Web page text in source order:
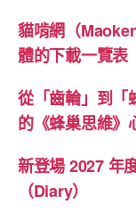
貓啃網（
體的下載一覽表
從「齒輪」到「
的《蜂巢思維》
新登場 2027 年
（Diary）